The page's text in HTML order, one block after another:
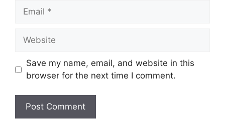
Email
Website
Save my name, email, and website in this
browser for the next time I comment.